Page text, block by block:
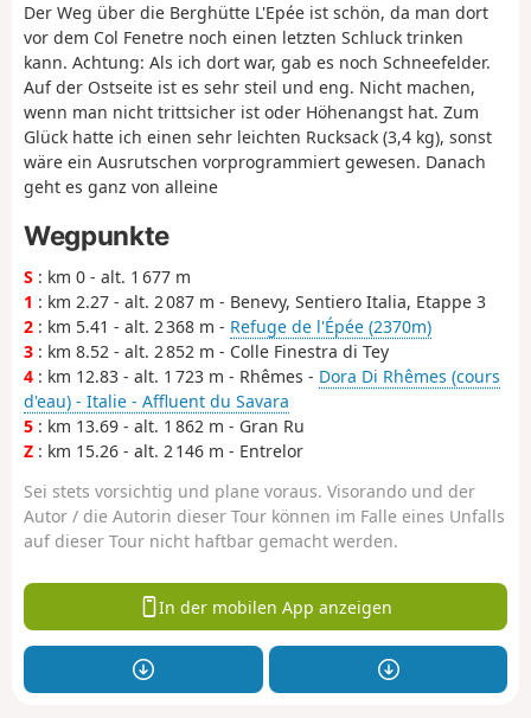
Der Weg über die Berghütte L'Epée ist schön, da man dort
vor dem Col Fenetre noch einen letzten Schluck trinken
kann. Achtung: Als ich dort war, gab es noch Schneefelder.
Auf der Ostseite ist es sehr steil und eng. Nicht machen,
wenn man nicht trittsicher ist oder Höhenangst hat. Zum
Glück hatte ich einen sehr leichten Rucksack (3,4 kg), sonst
wäre ein Ausrutschen vorprogrammiert gewesen. Danach
geht es ganz von alleine
Wegpunkte
S : km 0 - alt. 1 677 m
1 : km 2.27 - alt. 2 087 m - Benevy, Sentiero Italia, Etappe 3
2 : km 5.41 - alt. 2 368 m - Refuge de l'Épée (2370m)
3 : km 8.52 - alt. 2 852 m - Colle Finestra di Tey
4 : km 12.83 - alt. 1 723 m - Rhêmes - Dora Di Rhêmes (cours
d'eau) - Italie - Affluent du Savara
5 : km 13.69 - alt. 1 862 m - Gran Ru
Z : km 15.26 - alt. 2 146 m - Entrelor
Sei stets vorsichtig und plane voraus. Visorando und der
Autor / die Autorin dieser Tour können im Falle eines Unfalls
auf dieser Tour nicht haftbar gemacht werden.
In der mobilen App anzeigen